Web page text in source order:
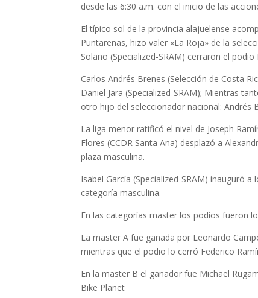
desde las 6:30 a.m. con el inicio de las
El típico sol de la provincia alajuelense
Puntarenas, hizo valer «La Roja» de la
Solano (Specialized-SRAM) cerraron el podio
Carlos Andrés Brenes (Selección de Costa
Daniel Jara (Specialized-SRAM); Mientras
otro hijo del seleccionador nacional: Andrés
La liga menor ratificó el nivel de Joseph
Flores (CCDR Santa Ana) desplazó a
plaza masculina.
Isabel García (Specialized-SRAM) inauguró
categoría masculina.
En las categorías master los podios fueron
La master A fue ganada por Leonardo
mientras que el podio lo cerró Federico
En la master B el ganador fue Michael
Bike Planet